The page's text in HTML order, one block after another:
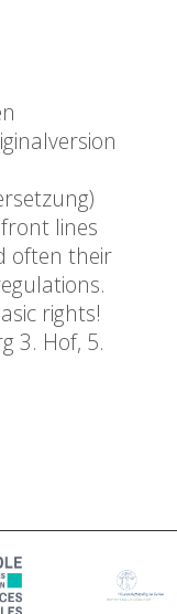
lines
often their
rights!
3. Hof, 5.